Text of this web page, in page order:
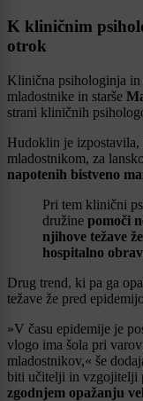
K kliničnim
otrok
Klinična psihologinja in
mladostnike in starše
strani kliničnih
Hudoklin je
mladostnikom, za
napotenih bistveno
Pri tem klinični
družine pomoči
njihove težave
hospitalno
Drug trend, ki pa ga
težave že pred
»V času epidemije je
vlogo ima šola pri
mladostnikov,« še
biti učitelji in vzgojitelji
zgodnjem opažanju